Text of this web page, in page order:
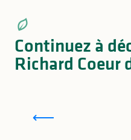
Continuez à
Richard Coeur